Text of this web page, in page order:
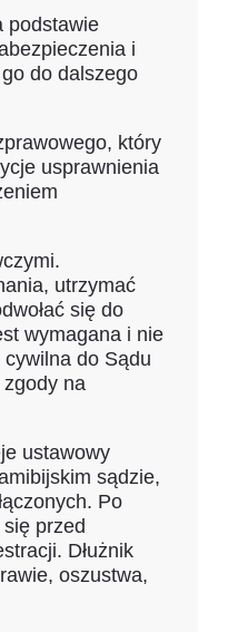
podstawie
i
do dalszego
który
usprawnienia
utrzymać
się do
wymagana i nie
do Sądu
na
ustawowy
sądzie,
Po
przed
Dłużnik
oszustwa,